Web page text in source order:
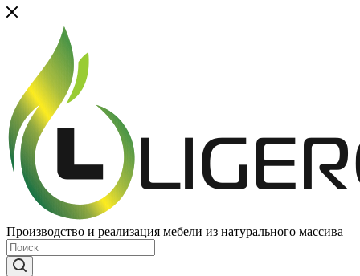
Производство и реализация мебели из натурального массива